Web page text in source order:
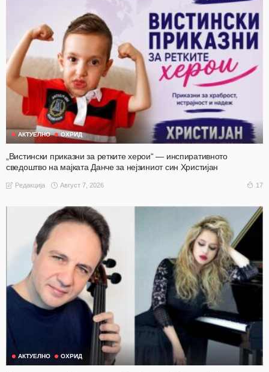
АКТУЕЛНО ОХРИД
„Вистински приказни за ретките херои“ — инспиративното
сведоштво на мајката Данче за нејзиниот син Христијан
Редакција Август 7, 2026 17
АКТУЕЛНО ОХРИД